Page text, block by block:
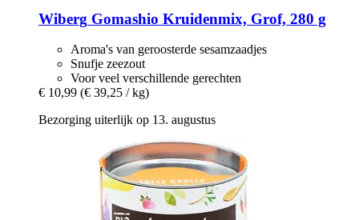
Wiberg Gomashio Kruidenmix, Grof, 280 g
Aroma's van geroosterde sesamzaadjes
Snufje zeezout
Voor veel verschillende gerechten
€ 10,99 (€ 39,25 / kg)
Bezorging uiterlijk op 13. augustus